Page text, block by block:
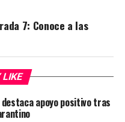
7: Conoce a las
LIKE
apoyo positivo tras